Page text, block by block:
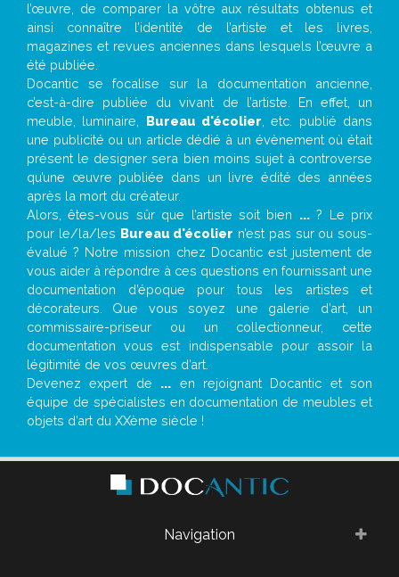
l’œuvre, de comparer la vôtre aux résultats obtenus et
ainsi connaître l’identité de l’artiste et les livres,
magazines et revues anciennes dans lesquels l’œuvre a
été publiée.
Docantic se focalise sur la documentation ancienne,
c’est-à-dire publiée du vivant de l’artiste. En effet, un
meuble, luminaire, Bureau d'écolier , etc. publié dans
une publicité ou un article dédié à un évènement où était
présent le designer sera bien moins sujet à controverse
qu’une œuvre publiée dans un livre édité des années
après la mort du créateur.
Alors, êtes-vous sûr que l’artiste soit bien ...? Le prix
pour le/la/les Bureau d'écolier n’est pas sur ou sous-
évalué ? Notre mission chez Docantic est justement de
vous aider à répondre à ces questions en fournissant une
documentation d’époque pour tous les artistes et
décorateurs. Que vous soyez une galerie d’art, un
commissaire-priseur ou un collectionneur, cette
documentation vous est indispensable pour assoir la
légitimité de vos œuvres d’art.
Devenez expert de ... en rejoignant Docantic et son
équipe de spécialistes en documentation de meubles et
objets d’art du XXème siècle !
Navigation